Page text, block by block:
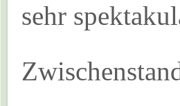
sehr